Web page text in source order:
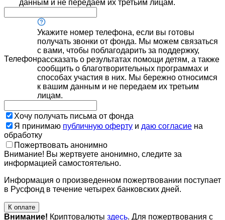
данным и не передаем их третьим лицам.
Телефон
Укажите номер телефона, если вы готовы
получать звонки от фонда. Мы можем связаться
с вами, чтобы поблагодарить за поддержку,
рассказать о результатах помощи детям, а также
сообщить о благотворительных программах и
способах участия в них. Мы бережно относимся
к вашим данным и не передаем их третьим
лицам.
Хочу получать письма от фонда
Я принимаю публичную оферту и даю согласие на
обработку
Пожертвовать анонимно
Внимание! Вы жертвуете анонимно, следите за
информацией самостоятельно.
Информация о произведенном пожертвовании поступает
в Русфонд в течение четырех банковских дней.
К оплате
Внимание! Криптовалюты здесь. Для пожертвования с